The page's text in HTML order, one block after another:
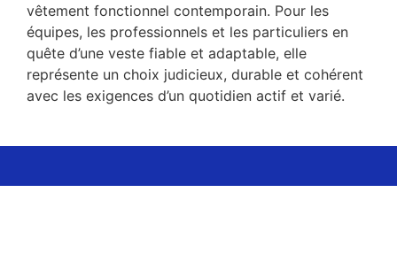
vêtement fonctionnel contemporain. Pour les
équipes, les professionnels et les particuliers en
quête d’une veste fiable et adaptable, elle
représente un choix judicieux, durable et cohérent
avec les exigences d’un quotidien actif et varié.